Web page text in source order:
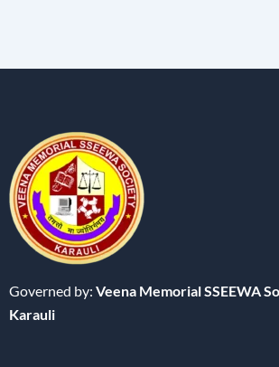
Governed by: Veena Memorial SSEEWA
Karauli